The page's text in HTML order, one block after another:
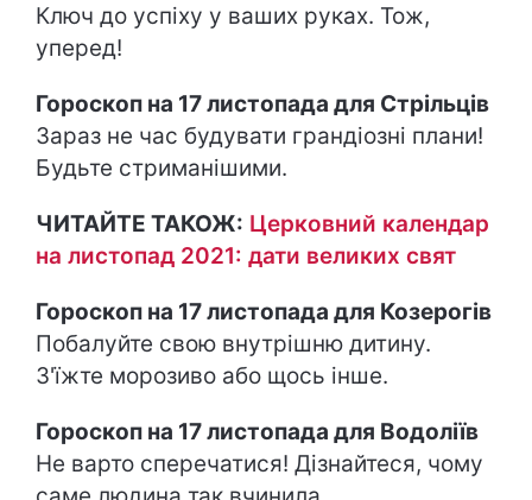
Ключ до успіху у ваших руках. Тож,
уперед!
Гороскоп на 17 листопада для Стрільців
Зараз не час будувати грандіозні плани!
Будьте стриманішими.
ЧИТАЙТЕ ТАКОЖ: Церковний календар
на листопад 2021: дати великих свят
Гороскоп на 17 листопада для Козерогів
Побалуйте свою внутрішню дитину.
З'їжте морозиво або щось інше.
Гороскоп на 17 листопада для Водоліїв
Не варто сперечатися! Дізнайтеся, чому